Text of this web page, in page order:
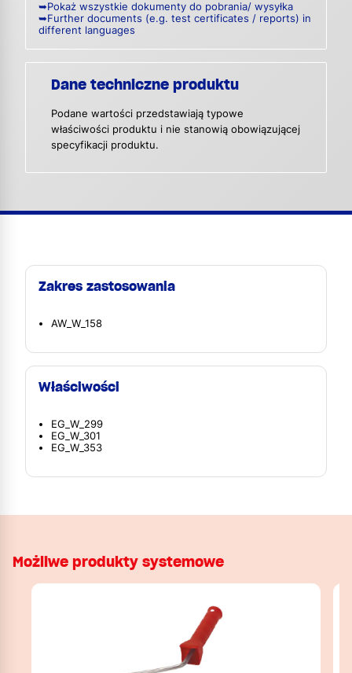
➥Pokaż wszystkie dokumenty do pobrania/ wysyłka
➥Further documents (e.g. test certificates / reports) in
different languages
Dane techniczne produktu
Podane wartości przedstawiają typowe
właściwości produktu i nie stanowią obowiązującej
specyfikacji produktu.
Zakres zastosowania
AW_W_158
Właściwości
EG_W_299
EG_W_301
EG_W_353
Możliwe produkty systemowe